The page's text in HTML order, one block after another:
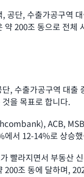
단, 수출가공구역
200조 동으로 전
, 수출가공구역 대
을 목표로 합니다.
ACB,
에서 12-14%로 상승
빨라지면서 부동산
조 동에 달하며,